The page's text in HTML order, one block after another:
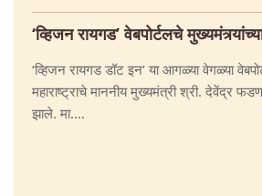
‘व्हिजन रायगड’ वेबपोर्टलचे
‘व्हिजन रायगड डॉट इन’ या आगळ्या वेगळ्या
महाराष्ट्राचे माननीय मुख्यमंत्री श्री. देवेंद्र
झाले. मा....